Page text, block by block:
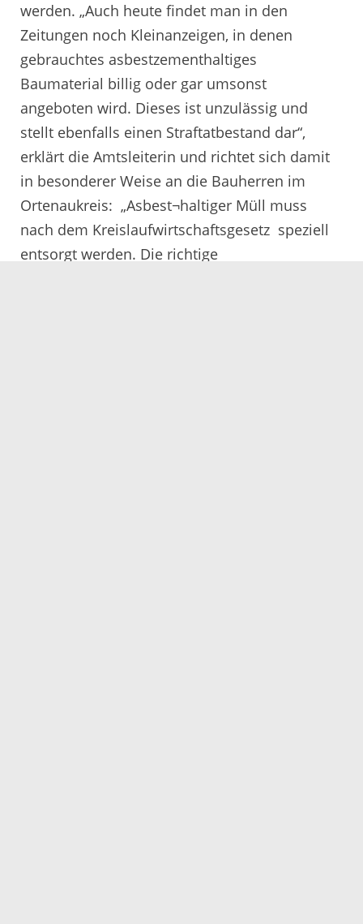
werden. „Auch heute findet man in den
Zeitungen noch Kleinanzeigen, in denen
gebrauchtes asbestzementhaltiges
Baumaterial billig oder gar umsonst
angeboten wird. Dieses ist unzulässig und
stellt ebenfalls einen Straftatbestand dar“,
erklärt die Amtsleiterin und richtet sich damit
in besonderer Weise an die Bauherren im
Ortenaukreis: „Asbest¬haltiger Müll muss
nach dem Kreislaufwirtschaftsgesetz speziell
entsorgt werden. Die richtige